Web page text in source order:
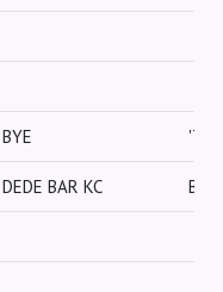
BYE 'T
DEDE BAR KC BYE